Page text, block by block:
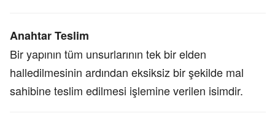
Anahtar Teslim
Bir yapının tüm unsurlarının tek bir elden
halledilmesinin ardından eksiksiz bir şekilde mal
sahibine teslim edilmesi işlemine verilen isimdir.